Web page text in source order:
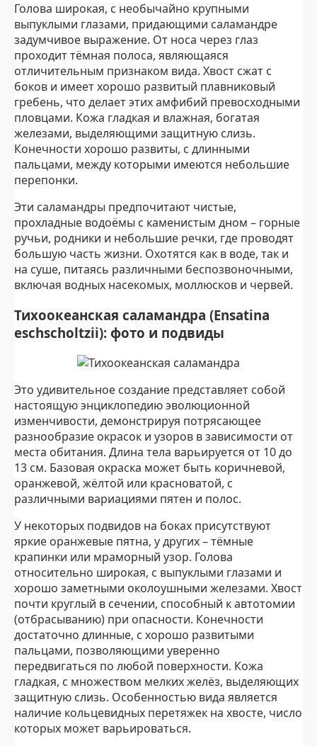
Голова широкая, с необычайно крупными
выпуклыми глазами, придающими саламандре
задумчивое выражение. От носа через глаз
проходит тёмная полоса, являющаяся
отличительным признаком вида. Хвост сжат с
боков и имеет хорошо развитый плавниковый
гребень, что делает этих амфибий превосходными
пловцами. Кожа гладкая и влажная, богатая
железами, выделяющими защитную слизь.
Конечности хорошо развиты, с длинными
пальцами, между которыми имеются небольшие
перепонки.
Эти саламандры предпочитают чистые,
прохладные водоёмы с каменистым дном – горные
ручьи, родники и небольшие речки, где проводят
большую часть жизни. Охотятся как в воде, так и
на суше, питаясь различными беспозвоночными,
включая водных насекомых, моллюсков и червей.
Тихоокеанская саламандра (Ensatina
eschscholtzii): фото и подвиды
Это удивительное создание представляет собой
настоящую энциклопедию эволюционной
изменчивости, демонстрируя потрясающее
разнообразие окрасок и узоров в зависимости от
места обитания. Длина тела варьируется от 10 до
13 см. Базовая окраска может быть коричневой,
оранжевой, жёлтой или красноватой, с
различными вариациями пятен и полос.
У некоторых подвидов на боках присутствуют
яркие оранжевые пятна, у других – тёмные
крапинки или мраморный узор. Голова
относительно широкая, с выпуклыми глазами и
хорошо заметными околоушными железами. Хвост
почти круглый в сечении, способный к автотомии
(отбрасыванию) при опасности. Конечности
достаточно длинные, с хорошо развитыми
пальцами, позволяющими уверенно
передвигаться по любой поверхности. Кожа
гладкая, с множеством мелких желёз, выделяющих
защитную слизь. Особенностью вида является
наличие кольцевидных перетяжек на хвосте, число
которых может варьироваться.